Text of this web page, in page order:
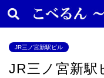
JR三ノ宮新駅ビル
JR三ノ宮新駅